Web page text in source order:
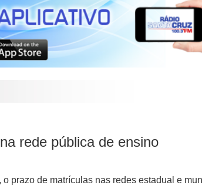
rede pública de ensino
prazo de matrículas nas redes estadual e